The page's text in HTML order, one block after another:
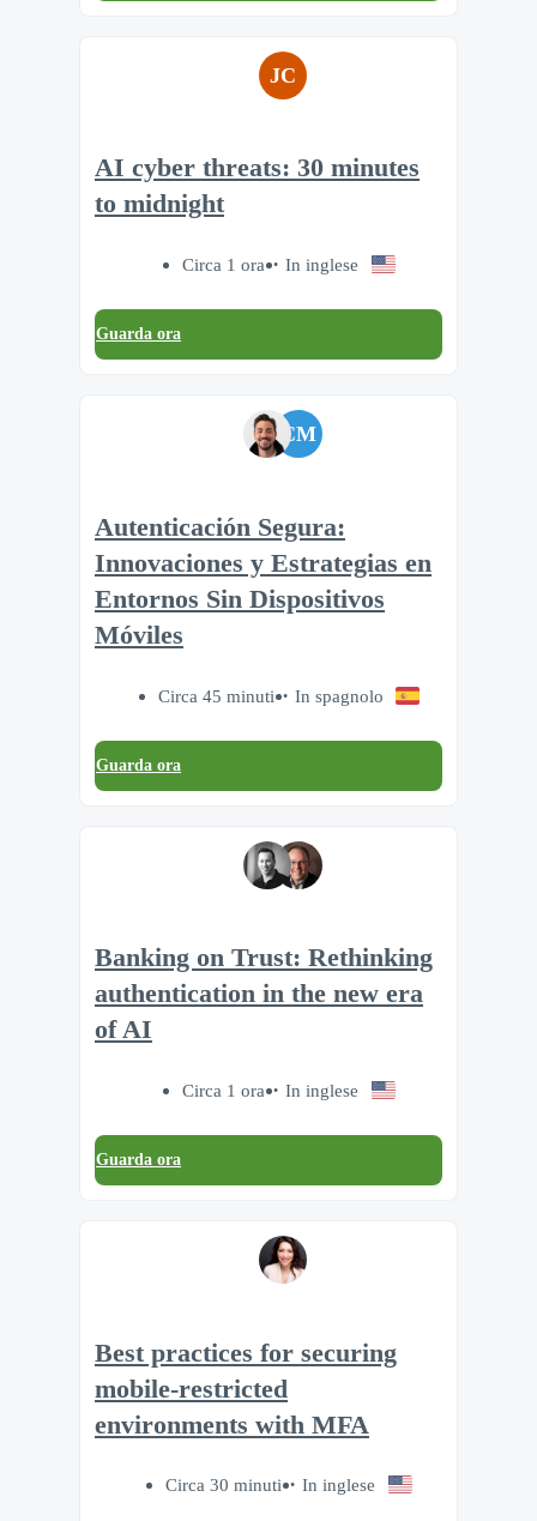
JC
AI cyber threats: 30 minutes
to midnight
Circa 1 ora In inglese
Guarda ora
CM
Autenticación Segura:
Innovaciones y Estrategias en
Entornos Sin Dispositivos
Móviles
Circa 45 minuti In spagnolo
Guarda ora
Banking on Trust: Rethinking
authentication in the new era
of AI
Circa 1 ora In inglese
Guarda ora
Best practices for securing
mobile-restricted
environments with MFA
Circa 30 minuti In inglese